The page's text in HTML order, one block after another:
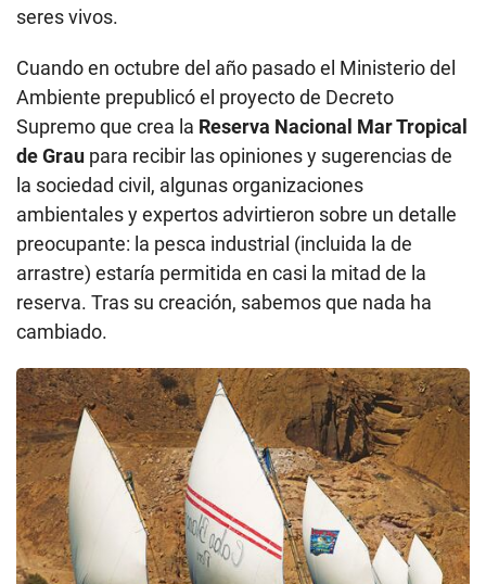
seres vivos.
Cuando en octubre del año pasado el Ministerio del
Ambiente prepublicó el proyecto de Decreto
Supremo que crea la Reserva Nacional Mar Tropical
de Grau para recibir las opiniones y sugerencias de
la sociedad civil, algunas organizaciones
ambientales y expertos advirtieron sobre un detalle
preocupante: la pesca industrial (incluida la de
arrastre) estaría permitida en casi la mitad de la
reserva. Tras su creación, sabemos que nada ha
cambiado.